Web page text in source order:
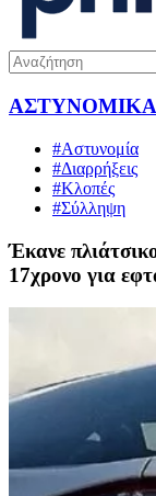
ΑΣΤΥΝΟΜΙΚΑ
#Αστυνομία
#Διαρρήξεις
#Κλοπές
#Σύλληψη
Έκανε
17χρονο για